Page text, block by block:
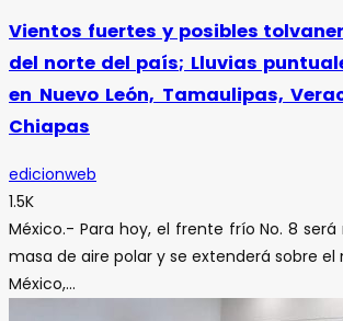
Vientos fuertes y posibles
del norte del país; Lluvias
en Nuevo León, Tamaulipas,
Chiapas
edicionweb
1.5K
México.- Para hoy, el frente frío No. 8
masa de aire polar y se extenderá sobre
México,...